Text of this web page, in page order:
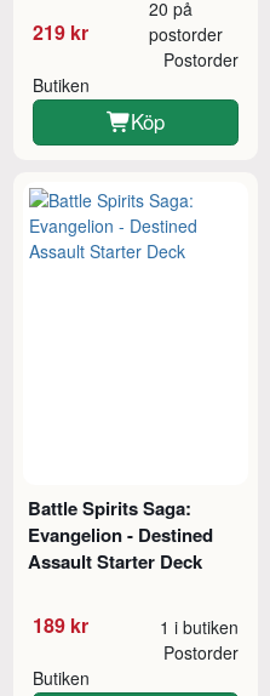
219 kr
20 på
postorder
Butiken
Postorder
Köp
Battle Spirits Saga:
Evangelion - Destined
Assault Starter Deck
189 kr 1 i butiken
Butiken
Postorder